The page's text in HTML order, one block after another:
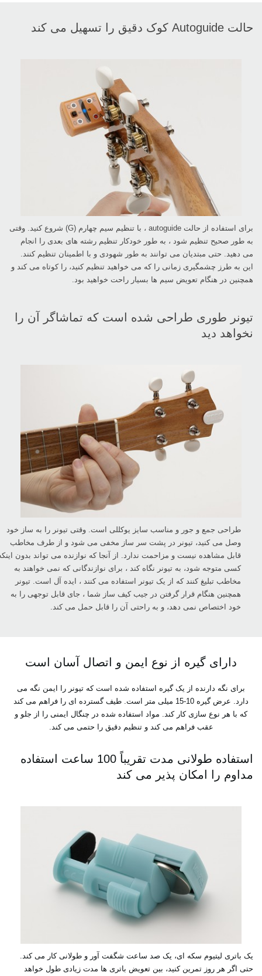
حالت Autoguide کوک دقیق را تسهیل می کند
برای استفاده از حالت autoguide ، با تنظیم سیم چهارم (G) شروع کنید. وقتی
به طور صحیح تنظیم شود ، به طور خودکار تنظیم رشته های بعدی را انجام
می دهید. حتی مبتدیان می توانند به طور شهودی و با اطمینان تنظیم کنند.
این به طرز چشمگیری زمانی را که می خواهید تنظیم کنید، را کوتاه می کند و
همچنین در هنگام تعویض سیم ها بسیار راحت خواهید بود.
تیونر طوری طراحی شده است که تماشاگر آن را
نخواهد دید
طراحی جمع و جور و مناسب سایز یوکللی است. وقتی تیونر را به ساز خود
وصل می کنید، تیونر در پشت سر ساز مخفی می شود و از طرف مخاطب
قابل مشاهده نیست و مزاحمت ندارد. از آنجا که نوازنده می تواند بدون
کسی متوجه شود، به تیونر نگاه کند ، برای نوازندگانی که نمی خواهند به
مخاطب تبلیغ کنند که از یک تیونر استفاده می کنند ، ایده آل است. تیونر
همچنین هنگام قرار گرفتن در جیب کیف ساز شما ، جای قابل توجهی را به
خود اختصاص نمی دهد، و به راحتی آن را قابل حمل می کند.
دارای گیره از نوع ایمن و اتصال آسان است
برای نگه دارنده از یک گیره استفاده شده است که تیونر را ایمن نگه می
دارد. عرض گیره 10-15 میلی متر است. طیف گسترده ای را فراهم می کند
که با هر نوع سازی کار کند. مواد استفاده شده در چنگال ایمنی را از جلو و
عقب فراهم می کند و تنظیم دقیق را حتمی می کند.
استفاده طولانی مدت تقریباً 100 ساعت استفاده
مداوم را امکان پذیر می کند
یک باتری لیتیوم سکه ای، یک صد ساعت شگفت آور و طولانی کار می کند.
حتی اگر هر روز تمرین کنید، بین تعویض باتری ها مدت زیادی طول خواهد